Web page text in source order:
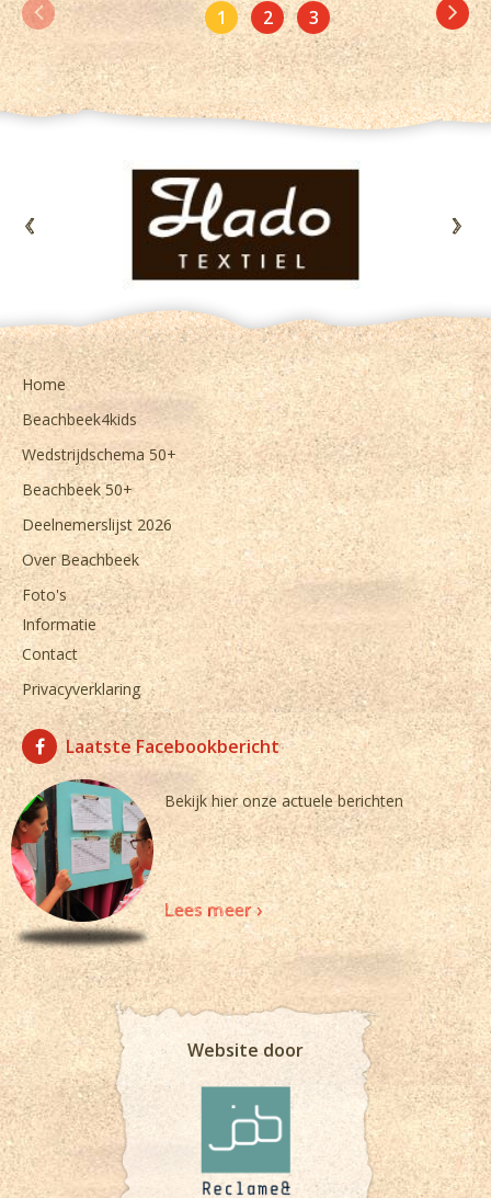
1 2 3
< >
Home
Beachbeek4kids
Wedstrijdschema 50+
Beachbeek 50+
Deelnemerslijst 2026
Over Beachbeek
Foto's
Informatie
Contact
Privacyverklaring
Laatste Facebookbericht
Bekijk hier onze actuele berichten
Lees meer >
Website door